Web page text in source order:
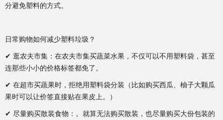
分避免塑料的方式。
日常购物如何减少塑料垃圾？
✔ 逛农夫市集：在农夫市集买蔬菜水果，不仅可以不用塑料袋，甚至
连那些小小的价格标签都免了。
✔ 在超市买蔬果时，拒绝用塑料袋分装（比如购买西瓜、柚子大颗瓜
果时可以让价签直接贴在果皮上。）
✔ 尽量购买散装食物：。就算无法购买散装，也尽量购买大份包装的